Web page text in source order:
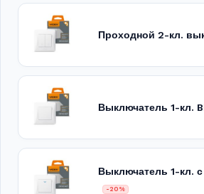
Проходной 2-кл.
Выключатель 1-кл.
Выключатель 1-кл.
-20%